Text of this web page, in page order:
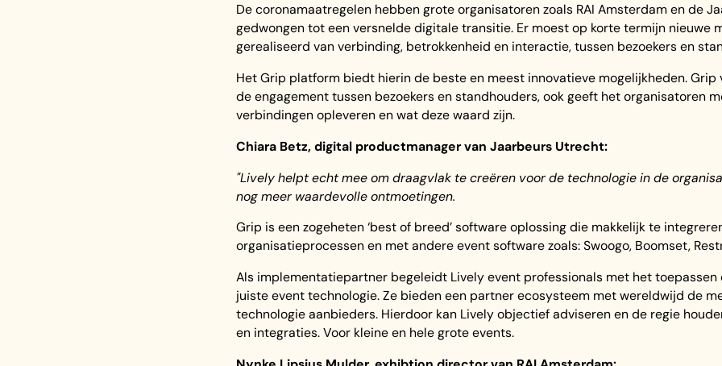
De coronamaatregelen hebben grote organisatoren zoals RAI Amsterdam en de
gedwongen tot een versnelde digitale transitie. Er moest op korte termijn nieuwe
gerealiseerd van verbinding, betrokkenheid en interactie, tussen bezoekers en
Het Grip platform biedt hierin de beste en meest innovatieve mogelijkheden. Grip
de engagement tussen bezoekers en standhouders, ook geeft het organisatoren
verbindingen opleveren en wat deze waard zijn.
Chiara Betz, digital productmanager van Jaarbeurs Utrecht:
"Lively helpt echt mee om draagvlak te creëren voor de technologie in de
nog meer waardevolle ontmoetingen.
Grip is een zogeheten ‘best of breed’ software oplossing die makkelijk te
organisatieprocessen en met andere event software zoals: Swoogo, Boomset,
Als implementatiepartner begeleidt Lively event professionals met het toepassen
juiste event technologie. Ze bieden een partner ecosysteem met wereldwijd de
technologie aanbieders. Hierdoor kan Lively objectief adviseren en de regie
en integraties. Voor kleine en hele grote events.